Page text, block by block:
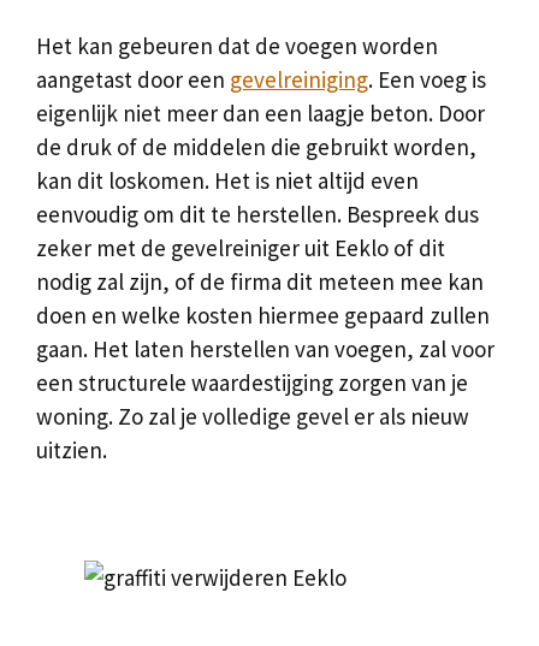
Het kan gebeuren dat de voegen worden
aangetast door een gevelreiniging. Een voeg is
eigenlijk niet meer dan een laagje beton. Door
de druk of de middelen die gebruikt worden,
kan dit loskomen. Het is niet altijd even
eenvoudig om dit te herstellen. Bespreek dus
zeker met de gevelreiniger uit Eeklo of dit
nodig zal zijn, of de firma dit meteen mee kan
doen en welke kosten hiermee gepaard zullen
gaan. Het laten herstellen van voegen, zal voor
een structurele waardestijging zorgen van je
woning. Zo zal je volledige gevel er als nieuw
uitzien.